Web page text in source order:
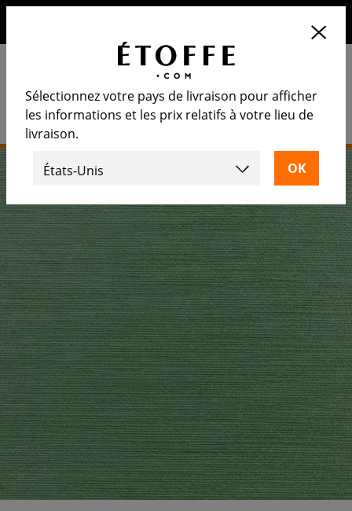
Sélectionnez votre pays de livraison pour afficher
les informations et les prix relatifs à votre lieu de
livraison.